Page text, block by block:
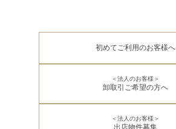
初めてご利用のお客様へ
＜法人のお客様＞
卸取引ご希望の方へ
＜法人のお客様＞
出店物件募集